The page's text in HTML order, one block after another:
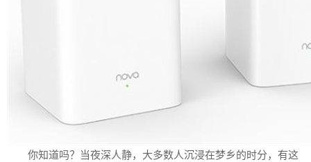
你知道吗？当夜深人静，大多数人沉浸在梦乡的时分，有这